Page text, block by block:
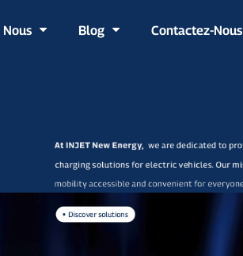
Nous Blog Contactez-Nous